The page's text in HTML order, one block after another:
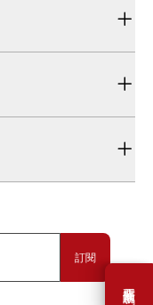
需要幫助嗎？
訂閱